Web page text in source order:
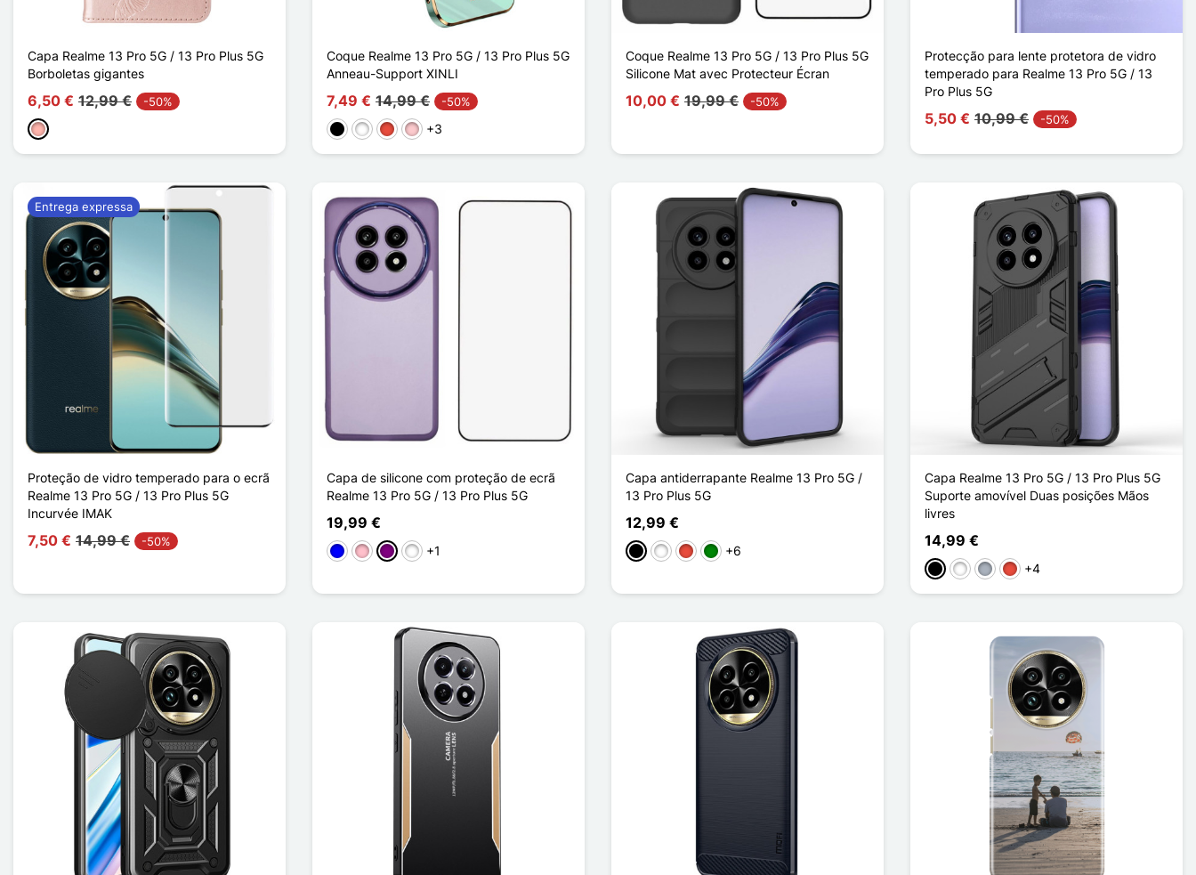
Capa Realme 13 Pro 5G / 13 Pro Plus 5G
Borboletas gigantes
6,50 € 12,99 € -50%
Ouro rosa
Coque Realme 13 Pro 5G / 13 Pro Plus 5G
Anneau-Support XINLI
7,49 € 14,99 € -50%
PretoBrancoVermelho
Rosa+3
Coque Realme 13 Pro 5G / 13 Pro Plus 5G
Silicone Mat avec Protecteur Écran
10,00 € 19,99 € -50%
Protecção para lente protetora de vidro
temperado para Realme 13 Pro 5G / 13
Pro Plus 5G
5,50 € 10,99 € -50%
Proteção de vidro temperado para o ecrã
Realme 13 Pro 5G / 13 Pro Plus 5G
Incurvée IMAK
7,50 € 14,99 € -50%
Entrega expressa
Capa de silicone com proteção de ecrã
Realme 13 Pro 5G / 13 Pro Plus 5G
19,99 €
Bleu Transparent
Rose Transparent
Violet Transparent
Blanc Transparent
+1
Capa antiderrapante Realme 13 Pro 5G /
13 Pro Plus 5G
12,99 €
PretoBrancoVermelho
Verde
+6
Capa Realme 13 Pro 5G / 13 Pro Plus 5G
Suporte amovível Duas posições Mãos
livres
14,99 €
PretoBrancoCinzento
Vermelho
+4